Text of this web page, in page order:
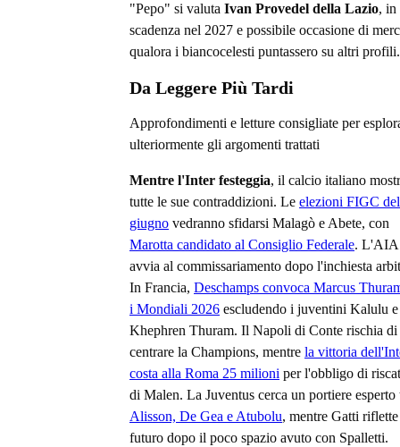
"Pepo" si valuta Ivan Provedel della Lazio, in
scadenza nel 2027 e possibile occasione di
qualora i biancocelesti puntassero su altri profili.
Da Leggere Più Tardi
Approfondimenti e letture consigliate per
ulteriormente gli argomenti trattati
Mentre l'Inter festeggia, il calcio italiano
tutte le sue contraddizioni. Le elezioni FIGC
giugno vedranno sfidarsi Malagò e Abete, con
Marotta candidato al Consiglio Federale. L'AIA
avvia al commissariamento dopo l'inchiesta
In Francia, Deschamps convoca Marcus
i Mondiali 2026 escludendo i juventini Kalulu e
Khephren Thuram. Il Napoli di Conte rischia di
centrare la Champions, mentre la vittoria
costa alla Roma 25 milioni per l'obbligo di
di Malen. La Juventus cerca un portiere esperto
Alisson, De Gea e Atubolu, mentre Gatti
futuro dopo il poco spazio avuto con Spalletti.